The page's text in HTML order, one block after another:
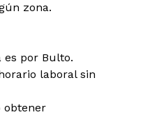
zona.
es por Bulto.
laboral sin
obtener